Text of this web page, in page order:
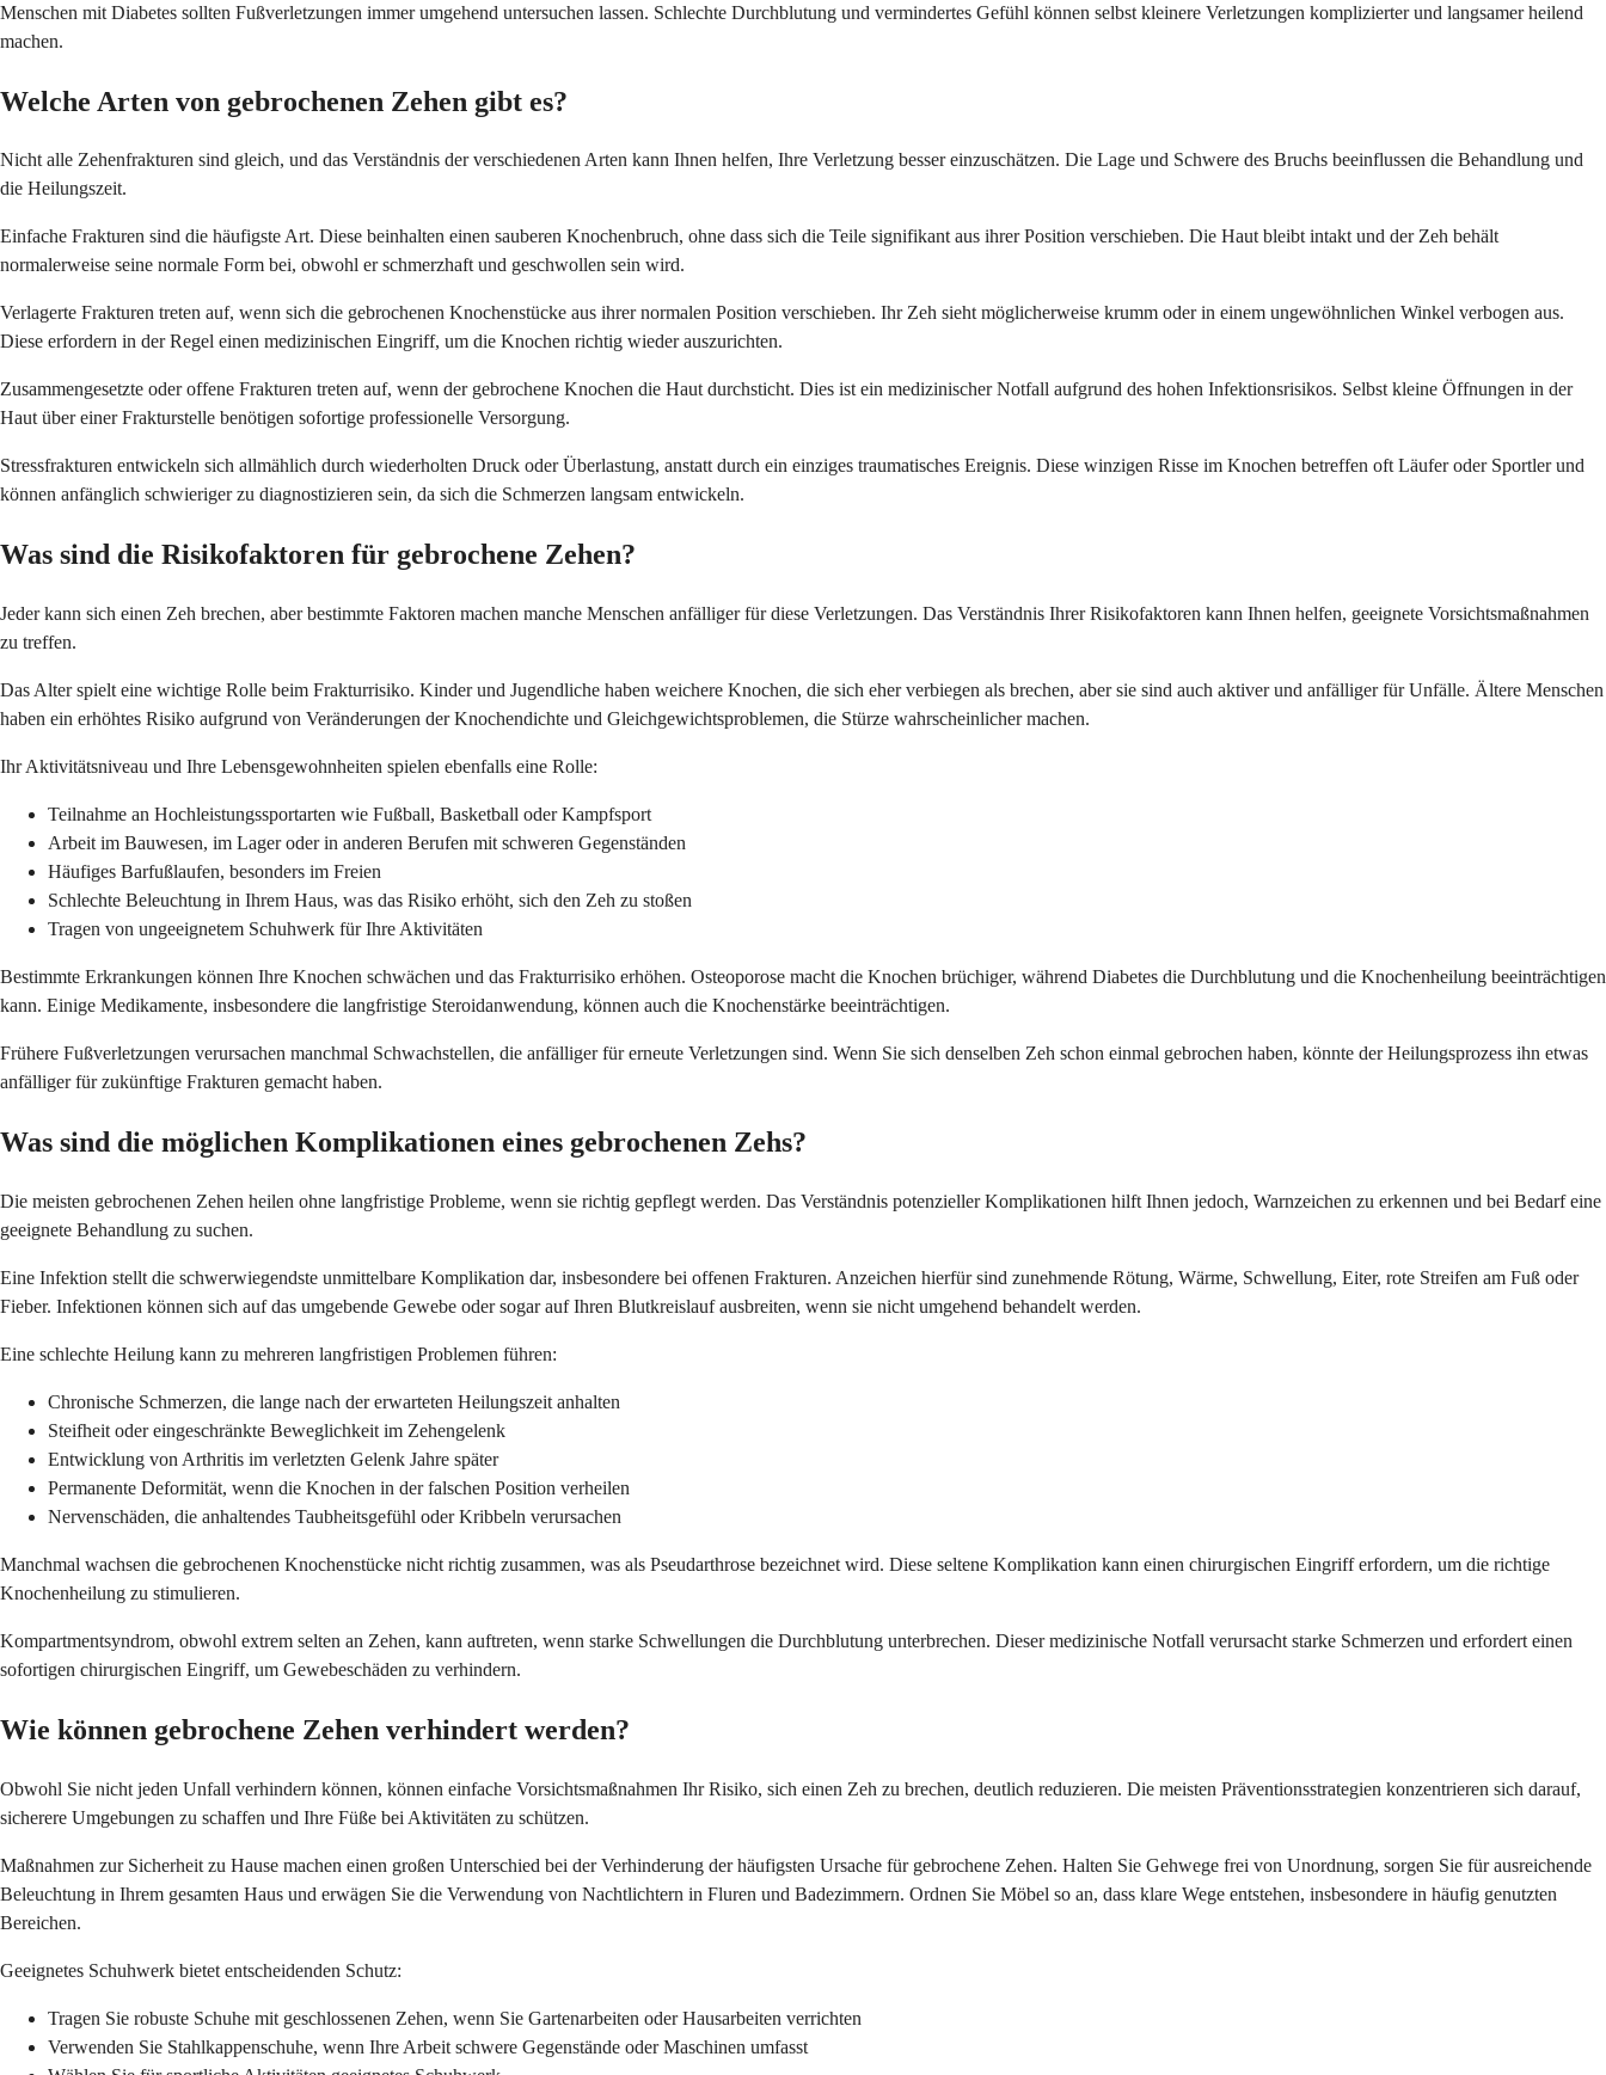
Menschen mit Diabetes sollten Fußverletzungen immer umgehend untersuchen lassen. Schlechte Durchblutung und vermindertes Gefühl können selbst kleinere Verletzungen komplizierter und langsamer heilend
machen.
Welche Arten von gebrochenen Zehen gibt es?
Nicht alle Zehenfrakturen sind gleich, und das Verständnis der verschiedenen Arten kann Ihnen helfen, Ihre Verletzung besser einzuschätzen. Die Lage und Schwere des Bruchs beeinflussen die Behandlung und
die Heilungszeit.
Einfache Frakturen sind die häufigste Art. Diese beinhalten einen sauberen Knochenbruch, ohne dass sich die Teile signifikant aus ihrer Position verschieben. Die Haut bleibt intakt und der Zeh behält
normalerweise seine normale Form bei, obwohl er schmerzhaft und geschwollen sein wird.
Verlagerte Frakturen treten auf, wenn sich die gebrochenen Knochenstücke aus ihrer normalen Position verschieben. Ihr Zeh sieht möglicherweise krumm oder in einem ungewöhnlichen Winkel verbogen aus.
Diese erfordern in der Regel einen medizinischen Eingriff, um die Knochen richtig wieder auszurichten.
Zusammengesetzte oder offene Frakturen treten auf, wenn der gebrochene Knochen die Haut durchsticht. Dies ist ein medizinischer Notfall aufgrund des hohen Infektionsrisikos. Selbst kleine Öffnungen in der
Haut über einer Frakturstelle benötigen sofortige professionelle Versorgung.
Stressfrakturen entwickeln sich allmählich durch wiederholten Druck oder Überlastung, anstatt durch ein einziges traumatisches Ereignis. Diese winzigen Risse im Knochen betreffen oft Läufer oder Sportler und
können anfänglich schwieriger zu diagnostizieren sein, da sich die Schmerzen langsam entwickeln.
Was sind die Risikofaktoren für gebrochene Zehen?
Jeder kann sich einen Zeh brechen, aber bestimmte Faktoren machen manche Menschen anfälliger für diese Verletzungen. Das Verständnis Ihrer Risikofaktoren kann Ihnen helfen, geeignete Vorsichtsmaßnahmen
zu treffen.
Das Alter spielt eine wichtige Rolle beim Frakturrisiko. Kinder und Jugendliche haben weichere Knochen, die sich eher verbiegen als brechen, aber sie sind auch aktiver und anfälliger für Unfälle. Ältere Menschen
haben ein erhöhtes Risiko aufgrund von Veränderungen der Knochendichte und Gleichgewichtsproblemen, die Stürze wahrscheinlicher machen.
Ihr Aktivitätsniveau und Ihre Lebensgewohnheiten spielen ebenfalls eine Rolle:
Teilnahme an Hochleistungssportarten wie Fußball, Basketball oder Kampfsport
Arbeit im Bauwesen, im Lager oder in anderen Berufen mit schweren Gegenständen
Häufiges Barfußlaufen, besonders im Freien
Schlechte Beleuchtung in Ihrem Haus, was das Risiko erhöht, sich den Zeh zu stoßen
Tragen von ungeeignetem Schuhwerk für Ihre Aktivitäten
Bestimmte Erkrankungen können Ihre Knochen schwächen und das Frakturrisiko erhöhen. Osteoporose macht die Knochen brüchiger, während Diabetes die Durchblutung und die Knochenheilung beeinträchtigen
kann. Einige Medikamente, insbesondere die langfristige Steroidanwendung, können auch die Knochenstärke beeinträchtigen.
Frühere Fußverletzungen verursachen manchmal Schwachstellen, die anfälliger für erneute Verletzungen sind. Wenn Sie sich denselben Zeh schon einmal gebrochen haben, könnte der Heilungsprozess ihn etwas
anfälliger für zukünftige Frakturen gemacht haben.
Was sind die möglichen Komplikationen eines gebrochenen Zehs?
Die meisten gebrochenen Zehen heilen ohne langfristige Probleme, wenn sie richtig gepflegt werden. Das Verständnis potenzieller Komplikationen hilft Ihnen jedoch, Warnzeichen zu erkennen und bei Bedarf eine
geeignete Behandlung zu suchen.
Eine Infektion stellt die schwerwiegendste unmittelbare Komplikation dar, insbesondere bei offenen Frakturen. Anzeichen hierfür sind zunehmende Rötung, Wärme, Schwellung, Eiter, rote Streifen am Fuß oder
Fieber. Infektionen können sich auf das umgebende Gewebe oder sogar auf Ihren Blutkreislauf ausbreiten, wenn sie nicht umgehend behandelt werden.
Eine schlechte Heilung kann zu mehreren langfristigen Problemen führen:
Chronische Schmerzen, die lange nach der erwarteten Heilungszeit anhalten
Steifheit oder eingeschränkte Beweglichkeit im Zehengelenk
Entwicklung von Arthritis im verletzten Gelenk Jahre später
Permanente Deformität, wenn die Knochen in der falschen Position verheilen
Nervenschäden, die anhaltendes Taubheitsgefühl oder Kribbeln verursachen
Manchmal wachsen die gebrochenen Knochenstücke nicht richtig zusammen, was als Pseudarthrose bezeichnet wird. Diese seltene Komplikation kann einen chirurgischen Eingriff erfordern, um die richtige
Knochenheilung zu stimulieren.
Kompartmentsyndrom, obwohl extrem selten an Zehen, kann auftreten, wenn starke Schwellungen die Durchblutung unterbrechen. Dieser medizinische Notfall verursacht starke Schmerzen und erfordert einen
sofortigen chirurgischen Eingriff, um Gewebeschäden zu verhindern.
Wie können gebrochene Zehen verhindert werden?
Obwohl Sie nicht jeden Unfall verhindern können, können einfache Vorsichtsmaßnahmen Ihr Risiko, sich einen Zeh zu brechen, deutlich reduzieren. Die meisten Präventionsstrategien konzentrieren sich darauf,
sicherere Umgebungen zu schaffen und Ihre Füße bei Aktivitäten zu schützen.
Maßnahmen zur Sicherheit zu Hause machen einen großen Unterschied bei der Verhinderung der häufigsten Ursache für gebrochene Zehen. Halten Sie Gehwege frei von Unordnung, sorgen Sie für ausreichende
Beleuchtung in Ihrem gesamten Haus und erwägen Sie die Verwendung von Nachtlichtern in Fluren und Badezimmern. Ordnen Sie Möbel so an, dass klare Wege entstehen, insbesondere in häufig genutzten
Bereichen.
Geeignetes Schuhwerk bietet entscheidenden Schutz:
Tragen Sie robuste Schuhe mit geschlossenen Zehen, wenn Sie Gartenarbeiten oder Hausarbeiten verrichten
Verwenden Sie Stahlkappenschuhe, wenn Ihre Arbeit schwere Gegenstände oder Maschinen umfasst